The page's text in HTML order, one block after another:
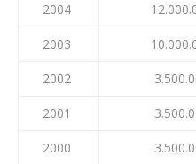
2004
2003
2002
2001
2000